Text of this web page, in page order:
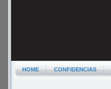
HOME CONFIDENCIAS